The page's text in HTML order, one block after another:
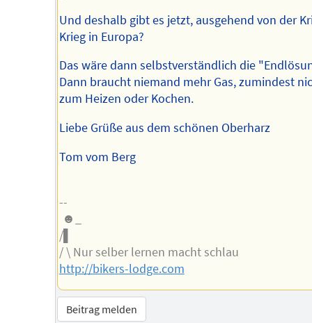
Und deshalb gibt es jetzt, ausgehend von der
Krieg in Europa?
Das wäre dann selbstverständlich die
Dann braucht niemand mehr Gas, zumindest
zum Heizen oder Kochen.
Liebe Grüße aus dem schönen Oberharz
Tom vom Berg
--
☻_
/▌
/ \ Nur selber lernen macht schlau
http://bikers-lodge.com
Beitrag melden